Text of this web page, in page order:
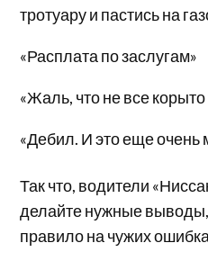
тротуару и пастись на
«Расплата по заслугам»
«Жаль, что не все
«Дебил. И это еще очень
Так что, водители
делайте нужные
правило на чужих